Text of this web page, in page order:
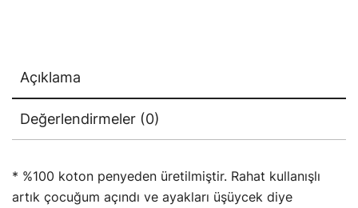
Açıklama
Değerlendirmeler (0)
* %100 koton penyeden üretilmiştir. Rahat kullanışlı
artık çocuğum açındı ve ayakları üşüycek diye